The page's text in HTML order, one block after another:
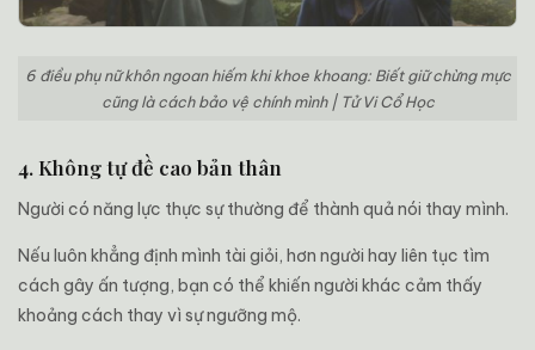
6 điều phụ nữ khôn ngoan hiếm khi khoe khoang: Biết giữ chừng mực
cũng là cách bảo vệ chính mình | Tử Vi Cổ Học
4. Không tự đề cao bản thân
Người có năng lực thực sự thường để thành quả nói thay mình.
Nếu luôn khẳng định mình tài giỏi, hơn người hay liên tục tìm
cách gây ấn tượng, bạn có thể khiến người khác cảm thấy
khoảng cách thay vì sự ngưỡng mộ.